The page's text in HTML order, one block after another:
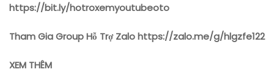
https://bit.ly/hotroxemyoutubeoto
Tham Gia Group Hỗ Trợ Zalo https://zalo.me/g/hlgzfe122
XEM THÊM